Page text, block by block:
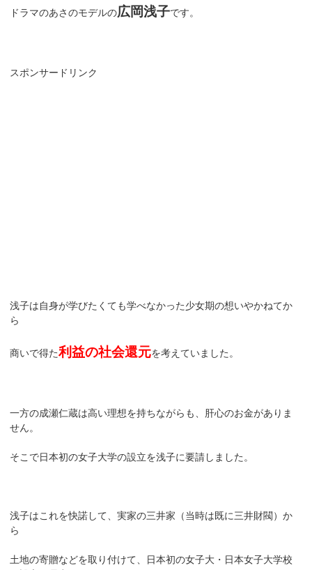
ドラマのあさのモデルの広岡浅子です。
スポンサードリンク
浅子は自身が学びたくても学べなかった少女期の想いやかねてか
ら
商いで得た利益の社会還元を考えていました。
一方の成瀬仁蔵は高い理想を持ちながらも、肝心のお金がありま
せん。
そこで日本初の女子大学の設立を浅子に要請しました。
浅子はこれを快諾して、実家の三井家（当時は既に三井財閥）か
ら
土地の寄贈などを取り付けて、日本初の女子大・日本女子大学校